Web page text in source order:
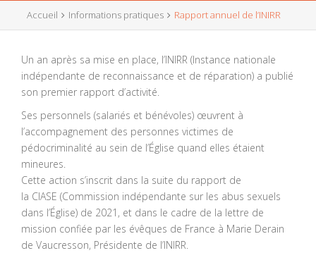
Accueil Informations pratiques Rapport annuel de l’INIRR
Un an après sa mise en place, l’INIRR (Instance nationale
indépendante de reconnaissance et de réparation) a publié
son premier rapport d’activité.
Ses personnels (salariés et bénévoles) œuvrent à
l’accompagnement des personnes victimes de
pédocriminalité au sein de l’Église quand elles étaient
mineures.
Cette action s’inscrit dans la suite du rapport de
la CIASE (Commission indépendante sur les abus sexuels
dans l’Église) de 2021, et dans le cadre de la lettre de
mission confiée par les évêques de France à Marie Derain
de Vaucresson, Présidente de l’INIRR.